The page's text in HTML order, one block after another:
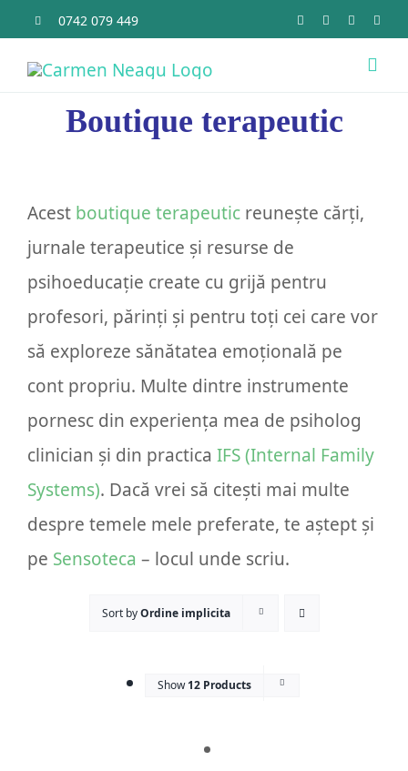
0742 079 449
Boutique terapeutic
Acest boutique terapeutic reunește cărți,
jurnale terapeutice și resurse de
psihoeducație create cu grijă pentru
profesori, părinți și pentru toți cei care vor
să exploreze sănătatea emoțională pe
cont propriu. Multe dintre instrumente
pornesc din experiența mea de psiholog
clinician și din practica IFS (Internal Family
Systems). Dacă vrei să citești mai multe
despre temele mele preferate, te aștept și
pe Sensoteca – locul unde scriu.
Sort byOrdine implicita
Show12 Products